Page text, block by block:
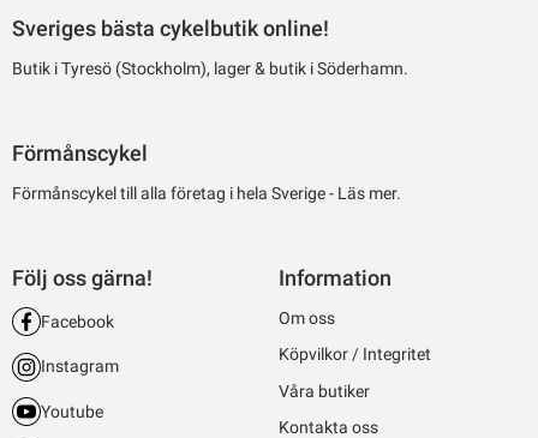
Sveriges bästa cykelbutik online!
Butik i Tyresö (Stockholm), lager & butik i Söderhamn.
Förmånscykel
Förmånscykel till alla företag i hela Sverige - Läs mer.
Följ oss gärna!
Facebook
Instagram
Youtube
Information
Om oss
Köpvilkor / Integritet
Våra butiker
Kontakta oss